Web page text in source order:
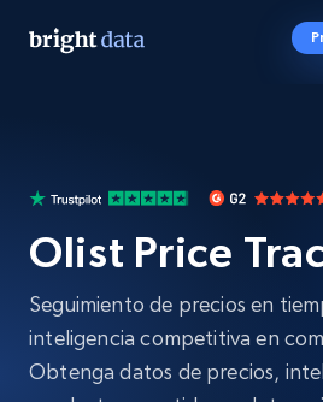
Olist Price
Seguimiento de precios en
inteligencia competitiva en
Obtenga datos de precios,